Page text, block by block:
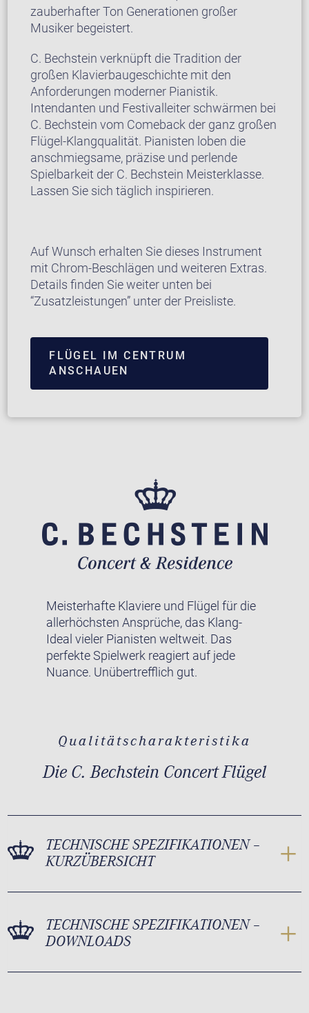
zauberhafter Ton Generationen großer
Musiker begeistert.
C. Bechstein verknüpft die Tradition der
großen Klavierbaugeschichte mit den
Anforderungen moderner Pianistik.
Intendanten und Festivalleiter schwärmen bei
C. Bechstein vom Comeback der ganz großen
Flügel-Klangqualität. Pianisten loben die
anschmiegsame, präzise und perlende
Spielbarkeit der C. Bechstein Meisterklasse.
Lassen Sie sich täglich inspirieren.
Auf Wunsch erhalten Sie dieses Instrument
mit Chrom-Beschlägen und weiteren Extras.
Details finden Sie weiter unten bei
“Zusatzleistungen” unter der Preisliste.
FLÜGEL IM CENTRUM
ANSCHAUEN
Meisterhafte Klaviere und Flügel für die
allerhöchsten Ansprüche, das Klang-
Ideal vieler Pianisten weltweit. Das
perfekte Spielwerk reagiert auf jede
Nuance. Unübertrefflich gut.
Qualitätscharakteristika
Die C. Bechstein Concert Flügel
TECHNISCHE SPEZIFIKATIONEN –
KURZÜBERSICHT
TECHNISCHE SPEZIFIKATIONEN –
DOWNLOADS